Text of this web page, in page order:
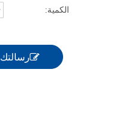
الكمية:
رسالتك